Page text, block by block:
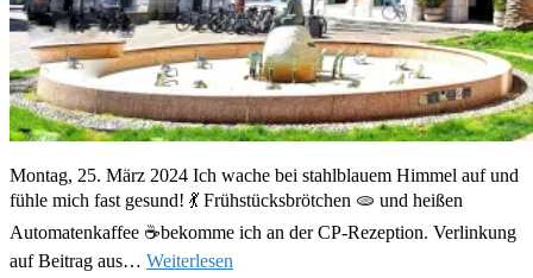
Montag, 25. März 2024 Ich wache bei stahlblauem Himmel auf und
fühle mich fast gesund! 💃 Frühstücksbrötchen 🫓 und heißen
Automatenkaffee ☕bekomme ich an der CP-Rezeption. Verlinkung
auf Beitrag aus… Weiterlesen